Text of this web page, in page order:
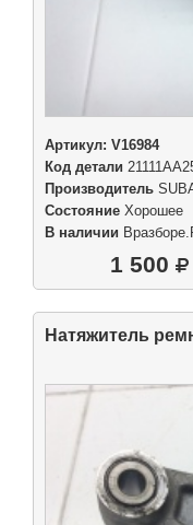
Артикул: V16984
Код детали
Производитель
Состояние Хорошее
В наличии
1 500
Натяжитель